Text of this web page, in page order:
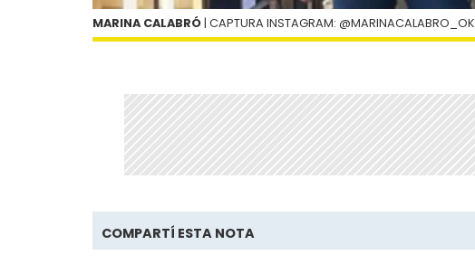
MARINA CALABRÓ | CAPTURA INSTAGRAM: @MARINACALABRO_OK
COMPARTÍ ESTA NOTA